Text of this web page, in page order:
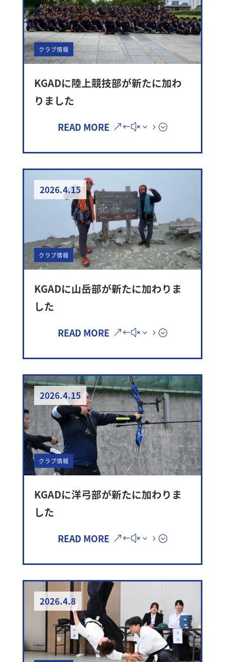
クラブ情報
KGADに陸上競技部が新たに加わ
りました
READ MORE
2026.4.15
クラブ情報
KGADに山岳部が新たに加わりま
した
READ MORE
2026.4.15
クラブ情報
KGADに洋弓部が新たに加わりま
した
READ MORE
2026.4.8